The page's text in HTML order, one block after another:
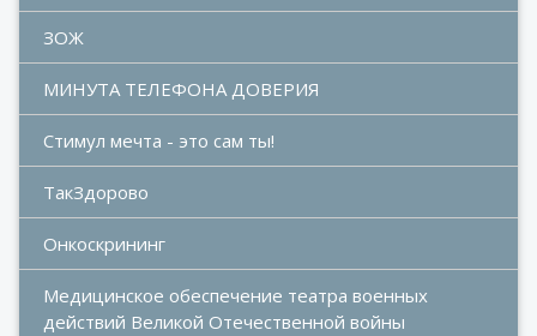
ЗОЖ
МИНУТА ТЕЛЕФОНА ДОВЕРИЯ
Стимул мечта - это сам ты!
ТакЗдорово
Онкоскрининг
Медицинское обеспечение театра военных
действий Великой Отечественной войны